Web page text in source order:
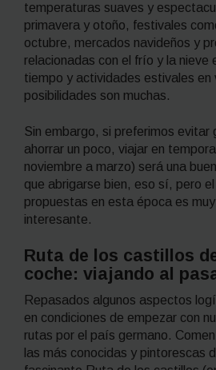
temperaturas suaves y
primavera y otoño, festivales
octubre, mercados navideños y
relacionadas con el frío y la nieve
tiempo y actividades estivales
posibilidades son muchas.
Sin embargo, si preferimos evitar
ahorrar un poco, viajar en
noviembre a marzo) será una
que abrigarse bien, eso sí, pero
propuestas en esta época es
interesante.
Ruta de los castillos
coche: viajando al
Repasados algunos aspectos
en condiciones de empezar con
rutas por el país germano.
las más conocidas y pintorescas